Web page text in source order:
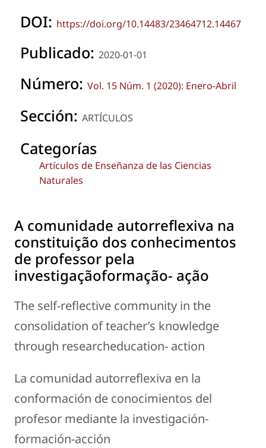
DOI: https://doi.org/10.14483/23464712.14467
Publicado: 2020-01-01
Número: Vol. 15 Núm. 1 (2020): Enero-Abril
Sección: ARTÍCULOS
Categorías
Artículos de Enseñanza de las Ciencias
Naturales
A comunidade autorreflexiva na
constituição dos conhecimentos
de professor pela
investigaçãoformação- ação
The self-reflective community in the
consolidation of teacher’s knowledge
through researcheducation- action
La comunidad autorreflexiva en la
conformación de conocimientos del
profesor mediante la investigación-
formación-acción